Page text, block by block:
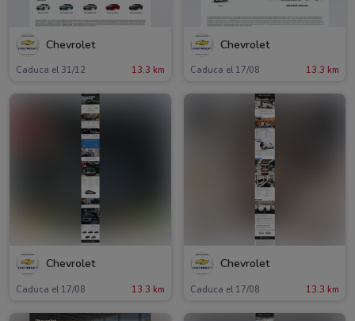
Chevrolet
Caduca el 31/12 13.3 km
Chevrolet
Caduca el 17/08 13.3 km
Chevrolet
Caduca el 17/08 13.3 km
Chevrolet
Caduca el 17/08 13.3 km